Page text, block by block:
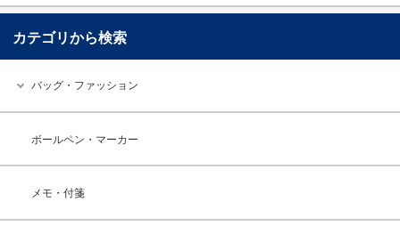
カテゴリから検索
バッグ・ファッション
ボールペン・マーカー
メモ・付箋